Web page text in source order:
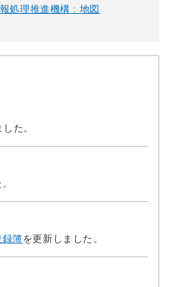
処理推進機構 : 地図
た。
録簿を更新しました。